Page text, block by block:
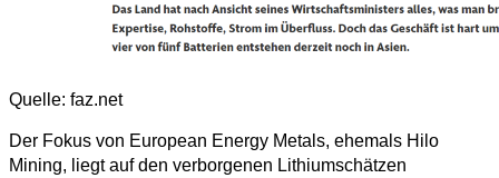
Quelle: faz.net
Der Fokus von European Energy Metals, ehemals Hilo
Mining, liegt auf den verborgenen Lithiumschätzen